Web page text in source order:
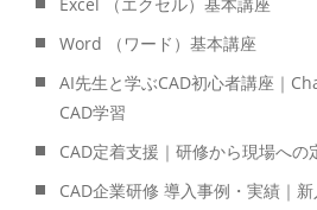
Excel （エクセル）基本講座
Word （ワード）基本講座
AI先生と学ぶCAD初心者講座｜
CAD学習
CAD定着支援｜研修から現場への
CAD企業研修 導入事例・実績｜